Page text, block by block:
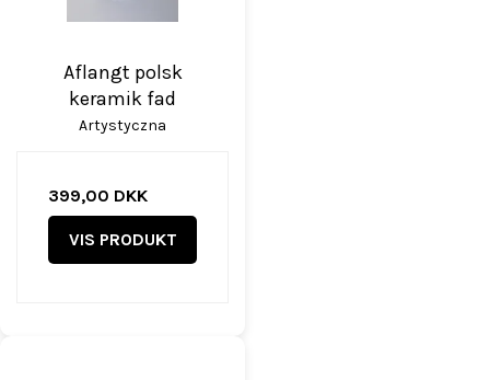
Aflangt polsk
keramik fad
Artystyczna
399,00 DKK
VIS PRODUKT